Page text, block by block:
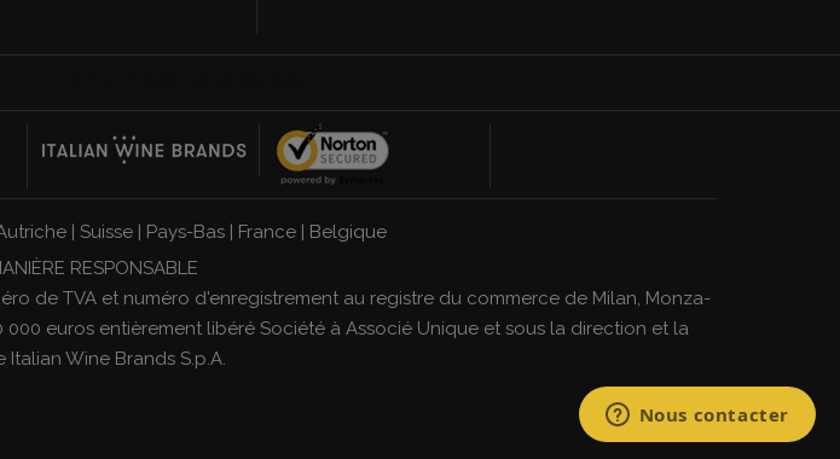
| Suisse | Pays-Bas | France | Belgique
RESPONSABLE
de TVA et numéro d'enregistrement au registre du commerce de Milan, Monza-
euros entièrement libéré Société à Associé Unique et sous la direction et la
Italian Wine Brands S.p.A.